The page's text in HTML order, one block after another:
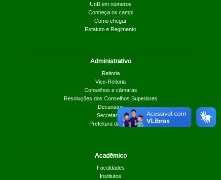
UnB em números
Conheça os campi
Como chegar
Estatuto e Regimento
Administrativo
Reitoria
Vice-Reitoria
Conselhos e câmaras
Resoluções dos Conselhos Superiores
Decanatos
Secretarias
Prefeitura da UnB
Acadêmico
Faculdades
Institutos